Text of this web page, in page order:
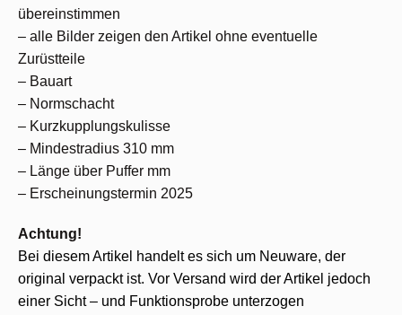
übereinstimmen
– alle Bilder zeigen den Artikel ohne eventuelle
Zurüstteile
– Bauart
– Normschacht
– Kurzkupplungskulisse
– Mindestradius 310 mm
– Länge über Puffer mm
– Erscheinungstermin 2025
Achtung!
Bei diesem Artikel handelt es sich um Neuware, der
original verpackt ist. Vor Versand wird der Artikel jedoch
einer Sicht – und Funktionsprobe unterzogen